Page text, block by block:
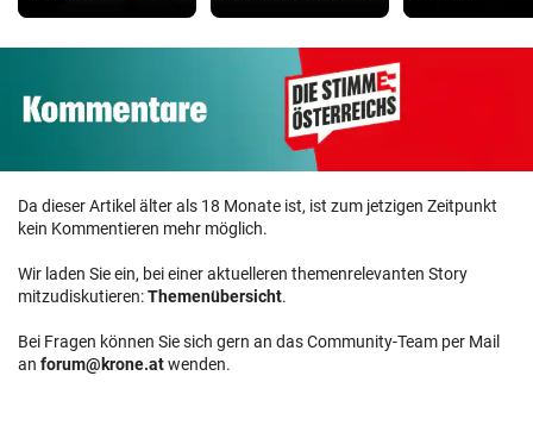
Da dieser Artikel älter als 18 Monate ist, ist zum jetzigen Zeitpunkt
kein Kommentieren mehr möglich.
Wir laden Sie ein, bei einer aktuelleren themenrelevanten Story
mitzudiskutieren:Themenübersicht.
Bei Fragen können Sie sich gern an das Community-Team per Mail
an forum@krone.atwenden.